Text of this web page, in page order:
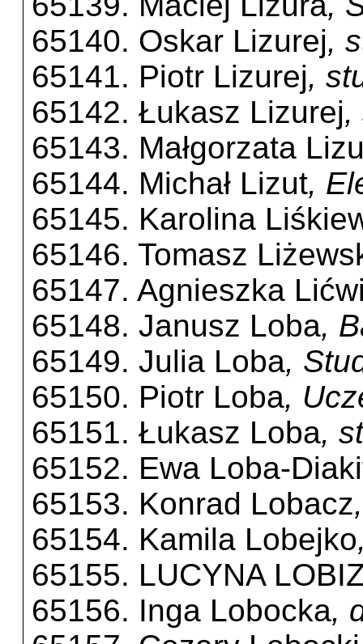
65140. Oskar Lizurej,
65141. Piotr Lizurej,
65142. Łukasz Lizurej,
65143. Małgorzata
65144. Michał Lizut,
65145. Karolina
65146. Tomasz
65147. Agnieszka
65148. Janusz Loba,
65149. Julia Loba,
65150. Piotr Loba,
65151. Łukasz Loba,
65152. Ewa Loba-
65153. Konrad Lobacz
65154. Kamila Lobejko
65155. LUCYNA
65156. Inga Lobocka,